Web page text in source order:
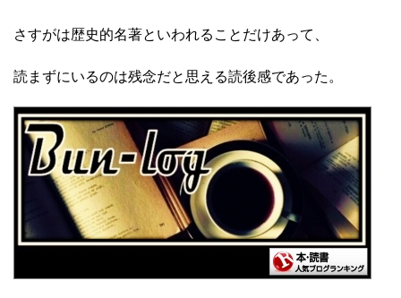
さすがは歴史的名著といわれることだけあって、
読まずにいるのは残念だと思える読後感であった。